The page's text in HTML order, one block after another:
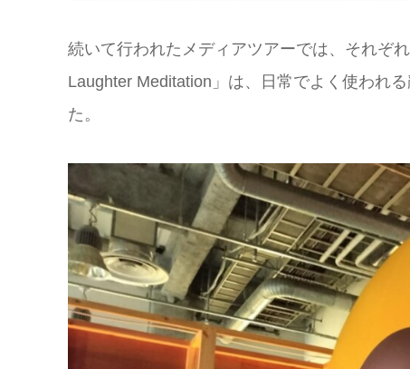
続いて行われたメディアツアーでは、それぞ
Laughter Meditation」は、日常でよく使われ
た。